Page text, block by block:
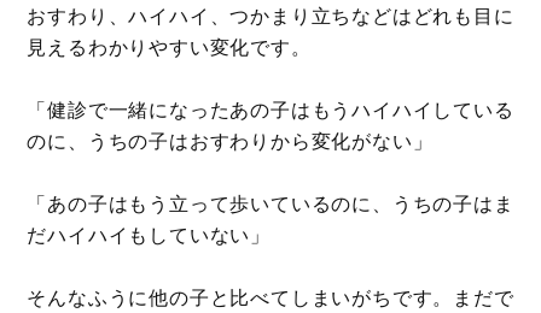
おすわり、ハイハイ、つかまり立ちなどはどれも目に
見えるわかりやすい変化です。
「健診で一緒になったあの子はもうハイハイしている
のに、うちの子はおすわりから変化がない」
「あの子はもう立って歩いているのに、うちの子はま
だハイハイもしていない」
そんなふうに他の子と比べてしまいがちです。まだで